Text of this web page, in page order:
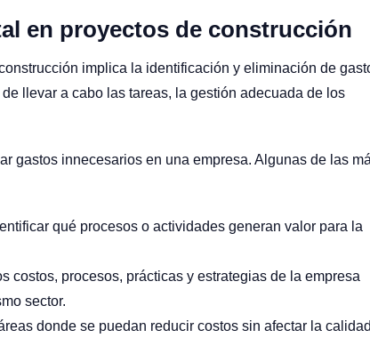
en proyectos de construcción
implica la identificación y eliminación de
llevar a cabo las tareas, la gestión adecuada de los
gastos innecesarios en una empresa. Algunas de las
qué procesos o actividades generan valor para la
costos, procesos, prácticas y estrategias de la empresa
sector.
donde se puedan reducir costos sin afectar la